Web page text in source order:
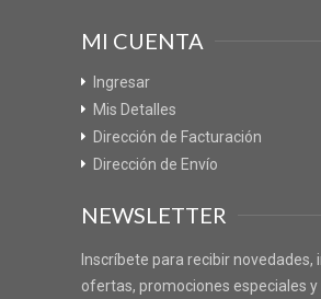
MI CUENTA
Ingresar
Mis Detalles
Dirección de Facturación
Dirección de Envío
NEWSLETTER
Inscríbete para recibir novedades,
ofertas, promociones especiales y